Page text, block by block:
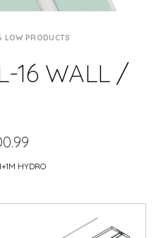
PRODUCTS
16 WALL /
HYDRO